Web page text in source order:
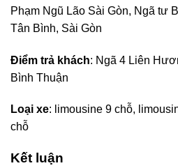
Phạm Ngũ Lão Sài Gòn, Ngã tư
Tân Bình, Sài Gòn
Điểm trả khách: Ngã 4 Liên
Bình Thuận
Loại xe: limousine 9 chỗ,
chỗ
Kết luận